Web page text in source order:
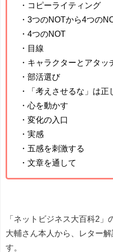
・コピーライティング
・3つのNOTから4つの
・4つのNOT
・目線
・キャラクターとアタッ
・部活選び
・「考えさせるな」は正
・心を動かす
・変化の入口
・実感
・五感を刺激する
・文章を通して
「ネットビジネス大百科2
大輔さん本人から、レター
す。